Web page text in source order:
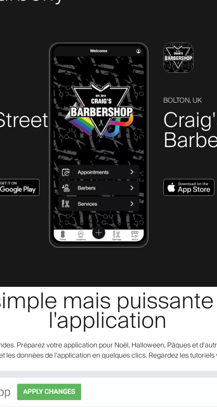
BOLTON, UK
mais
l'application
Préparez votre application pour Noël, Halloween, Pâques et
les données de l'application en quelques clics. Regardez les